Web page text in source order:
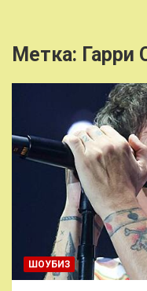
Метка: Гарри
ШОУБИЗ